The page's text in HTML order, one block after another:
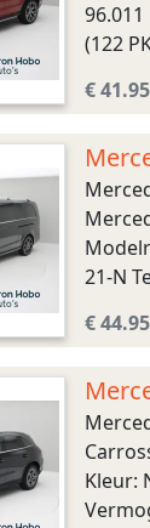
(122
€
21-N
€
Kleur: